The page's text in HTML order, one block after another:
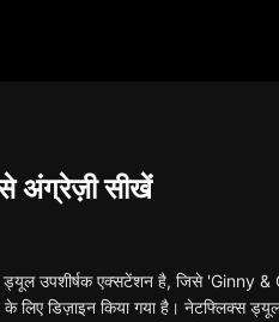
अंग्रेज़ी सीखें
उपशीर्षक एक्सटेंशन है, जिसे 'Ginny &
लिए डिज़ाइन किया गया है। नेटफ्लिक्स